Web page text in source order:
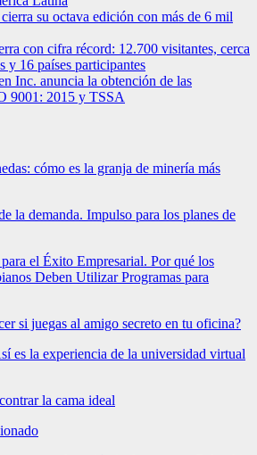
su octava edición con más de 6 mil
con cifra récord: 12.700 visitantes, cerca
y 16 países participantes
Inc. anuncia la obtención de las
9001: 2015 y TSSA
cómo es la granja de minería más
la demanda. Impulso para los planes de
el Éxito Empresarial. Por qué los
Deben Utilizar Programas para
si juegas al amigo secreto en tu oficina?
es la experiencia de la universidad virtual
la cama ideal